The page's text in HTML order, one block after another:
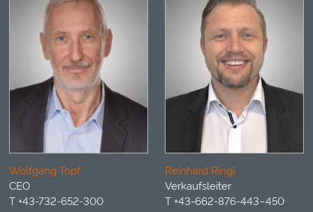
Wolfgang Topf
CEO
T +43-732-652-300
Reinhard Ringl
Verkaufsleiter
T +43-662-876-443–450